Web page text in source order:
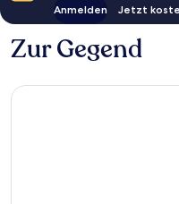
Anmelden Jetzt
Zur Gegend